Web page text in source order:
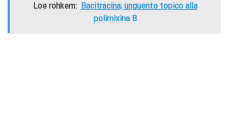
Loe rohkem: Bacitracina; unguento topico alla
polimixina B